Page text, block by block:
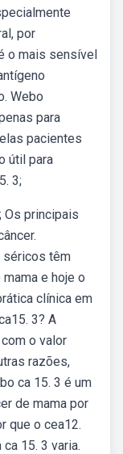
por
o mais sensível
Webo
para
pacientes
útil para
3;
Os principais
séricos têm
e hoje o
clínica em
3? A
o valor
razões,
ca 15. 3 é um
de mama por
que o cea12.
15. 3 varia.